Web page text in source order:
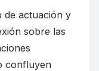
de actuación y
sobre las
confluyen